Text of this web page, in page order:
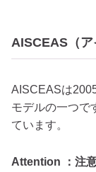
AISCEAS（ア
AISCEASは
モデルの一つで
ています。
Attention ：注